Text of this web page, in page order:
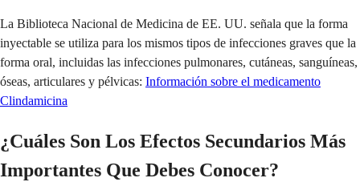
La Biblioteca Nacional de Medicina de EE. UU. señala que la forma
inyectable se utiliza para los mismos tipos de infecciones graves que la
forma oral, incluidas las infecciones pulmonares, cutáneas, sanguíneas,
óseas, articulares y pélvicas: Información sobre el medicamento
Clindamicina
¿Cuáles Son Los Efectos Secundarios Más
Importantes Que Debes Conocer?